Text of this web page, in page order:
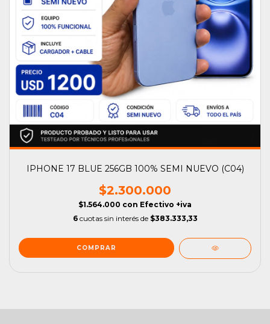
IPHONE 17 BLUE 256GB 100% SEMI NUEVO (C04)
$2.300.000
$1.564.000 con Efectivo +iva
6 cuotas sin interés de $383.333,33